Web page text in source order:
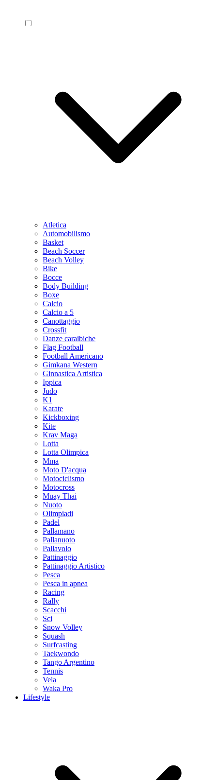
Atletica
Automobilismo
Basket
Beach Soccer
Beach Volley
Bike
Bocce
Body Building
Boxe
Calcio
Calcio a 5
Canottaggio
Crossfit
Danze caraibiche
Flag Football
Football Americano
Gimkana Western
Ginnastica Artistica
Ippica
Judo
K1
Karate
Kickboxing
Kite
Krav Maga
Lotta
Lotta Olimpica
Mma
Moto D'acqua
Motociclismo
Motocross
Muay Thai
Nuoto
Olimpiadi
Padel
Pallamano
Pallanuoto
Pallavolo
Pattinaggio
Pattinaggio Artistico
Pesca
Pesca in apnea
Racing
Rally
Scacchi
Sci
Snow Volley
Squash
Surfcasting
Taekwondo
Tango Argentino
Tennis
Vela
Waka Pro
Lifestyle